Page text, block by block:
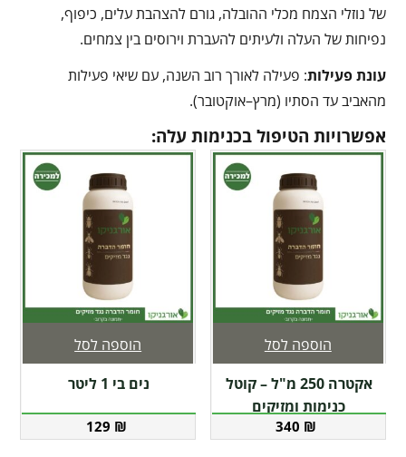
של נוזלי הצמח מכלי ההובלה, גורם להצהבת עלים, כיפוף,
נפיחות של העלה ולעיתים להעברת וירוסים בין צמחים.
עונת פעילות: פעילה לאורך רוב השנה, עם שיאי פעילות
מהאביב עד הסתיו (מרץ–אוקטובר).
אפשרויות הטיפול בכנימות עלה:
אקטרה 250 מ"ל – קוטל
כנימות ומזיקים
340 ₪
הוספה לסל
נים בי 1 ליטר
129 ₪
הוספה לסל